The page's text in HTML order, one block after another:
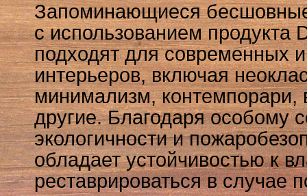
Запоминающиеся
с использованием продукта
подходят для современных
интерьеров, включая
минимализм, контемпорари,
другие. Благодаря особому
экологичности и
обладает устойчивостью к
реставрироваться в случае